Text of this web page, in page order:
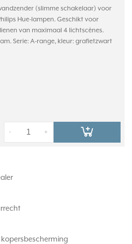
(slimme schakelaar) voor
Hue-lampen. Geschikt voor
van maximaal 4 lichtscènes.
Serie: A-range, kleur: grafietzwart
+
-